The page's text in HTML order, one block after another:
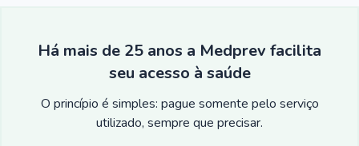
Há mais de 25 anos a Medprev facilita
seu acesso à saúde
O princípio é simples: pague somente pelo serviço
utilizado, sempre que precisar.